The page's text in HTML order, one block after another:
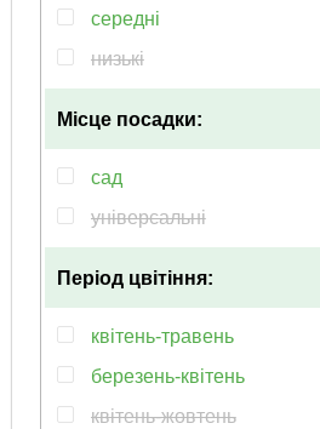
середні
низькі
Місце посадки:
сад
універсальні
Період цвітіння:
квітень-травень
березень-квітень
квітень-жовтень